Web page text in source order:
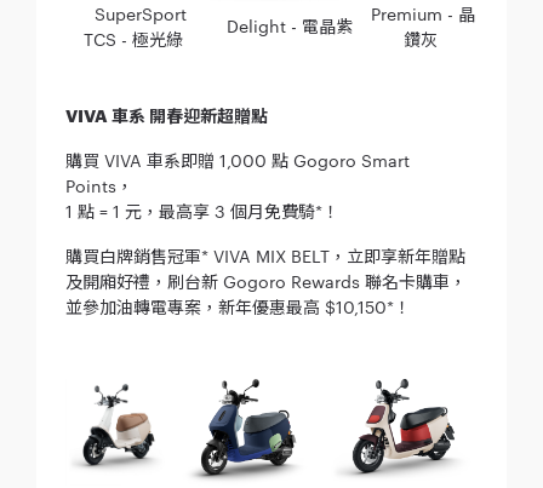
SuperSport
TCS - 極光綠
Delight - 電晶紫
Premium - 晶
鑽灰
VIVA 車系 開春迎新超贈點
購買 VIVA 車系即贈 1,000 點 Gogoro Smart
Points，
1 點 = 1 元，最高享 3 個月免費騎*！
購買白牌銷售冠軍* VIVA MIX BELT，立即享新年贈點
及開廂好禮，刷台新 Gogoro Rewards 聯名卡購車，
並參加油轉電專案，新年優惠最高 $10,150*！